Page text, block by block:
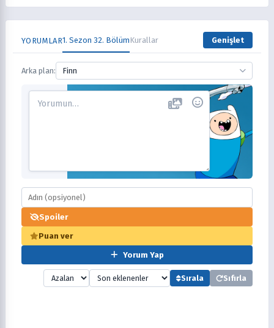
YORUMLAR1. Sezon 32. BölümKurallar Genişlet
Arka plan: Finn
Spoiler
Puan ver
Yorum Yap
Sırala Sıfırla